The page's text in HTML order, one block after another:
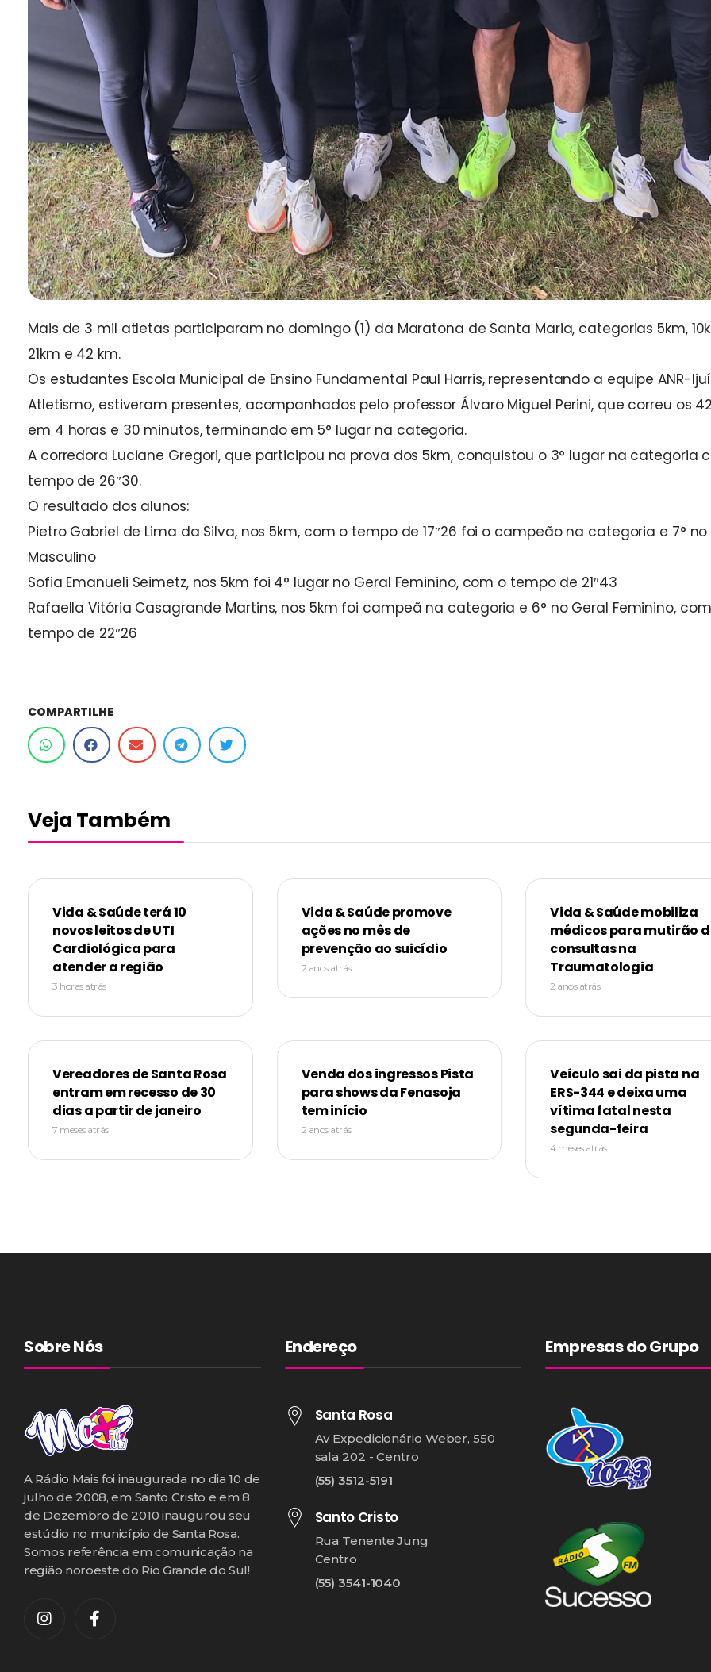
Mais de 3 mil atletas participaram no domingo (1) da Maratona de Santa Maria, categorias 5km,
21km e 42 km.
Os estudantes Escola Municipal de Ensino Fundamental Paul Harris, representando a equipe ANR-Ijuí
Atletismo, estiveram presentes, acompanhados pelo professor Álvaro Miguel Perini, que correu os
em 4 horas e 30 minutos, terminando em 5° lugar na categoria.
A corredora Luciane Gregori, que participou na prova dos 5km, conquistou o 3° lugar na categoria
tempo de 26″30.
O resultado dos alunos:
Pietro Gabriel de Lima da Silva, nos 5km, com o tempo de 17″26 foi o campeão na categoria e 7° no
Masculino
Sofia Emanueli Seimetz, nos 5km foi 4° lugar no Geral Feminino, com o tempo de 21″43
Rafaella Vitória Casagrande Martins, nos 5km foi campeã na categoria e 6° no Geral Feminino,
tempo de 22″26
COMPARTILHE
Veja Também
Vida & Saúde terá 10
novos leitos de UTI
Cardiológica para
atender a região
3 horas atrás
Vida & Saúde promove
ações no mês de
prevenção ao suicídio
2 anos atrás
Vida & Saúde mobiliza
médicos para mutirão
consultas na
Traumatologia
2 anos atrás
Vereadores de Santa Rosa
entram em recesso de 30
dias a partir de janeiro
7 meses atrás
Venda dos ingressos Pista
para shows da Fenasoja
tem início
2 anos atrás
Veículo sai da pista na
ERS-344 e deixa uma
vítima fatal nesta
segunda-feira
4 meses atrás
Sobre Nós
A Rádio Mais foi inaugurada no dia 10 de
julho de 2008, em Santo Cristo e em 8
de Dezembro de 2010 inaugurou seu
estúdio no município de Santa Rosa.
Somos referência em comunicação na
região noroeste do Rio Grande do Sul!
Endereço
Santa Rosa
Av Expedicionário Weber, 550
sala 202 - Centro
(55) 3512-5191
Santo Cristo
Rua Tenente Jung
Centro
(55) 3541-1040
Empresas do Grupo